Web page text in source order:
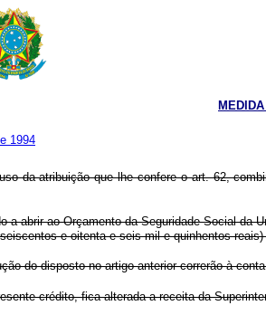
1994
da atribuição que lhe confere o art. 62,
a abrir ao Orçamento da Seguridade Social da
e oitenta e seis mil e quinhentos
do disposto no artigo anterior correrão à
crédito, fica alterada a receita da